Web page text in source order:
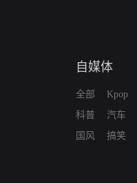
自媒体
全部
科普
国风
Kpop
汽车
搞笑